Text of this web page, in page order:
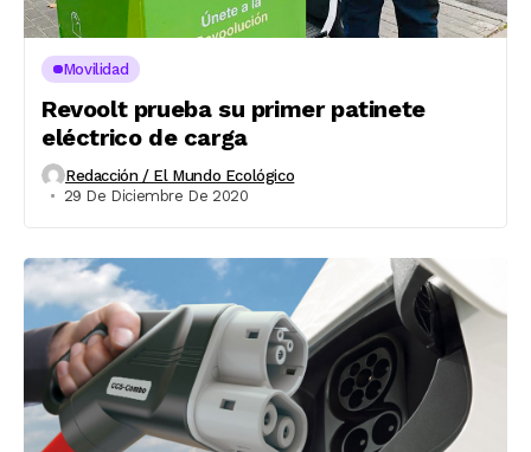
Movilidad
Revoolt prueba su primer patinete
eléctrico de carga
Redacción / El Mundo Ecológico
29 De Diciembre De 2020